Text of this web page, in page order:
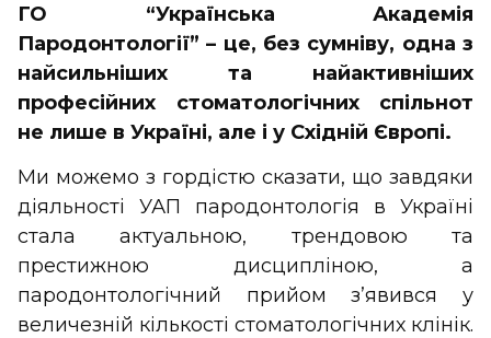
ГО “Українська Академія
Пародонтології” – це, без сумніву, одна з
найсильніших та найактивніших
професійних стоматологічних спільнот
не лише в Україні, але і у Східній Європі.
Ми можемо з гордістю сказати, що завдяки
діяльності УАП пародонтологія в Україні
стала актуальною, трендовою та
престижною дисципліною, а
пародонтологічний прийом з’явився у
величезній кількості стоматологічних клінік.